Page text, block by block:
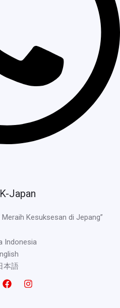
Japan
Kesuksesan di Jepang”
Indonesia
本語